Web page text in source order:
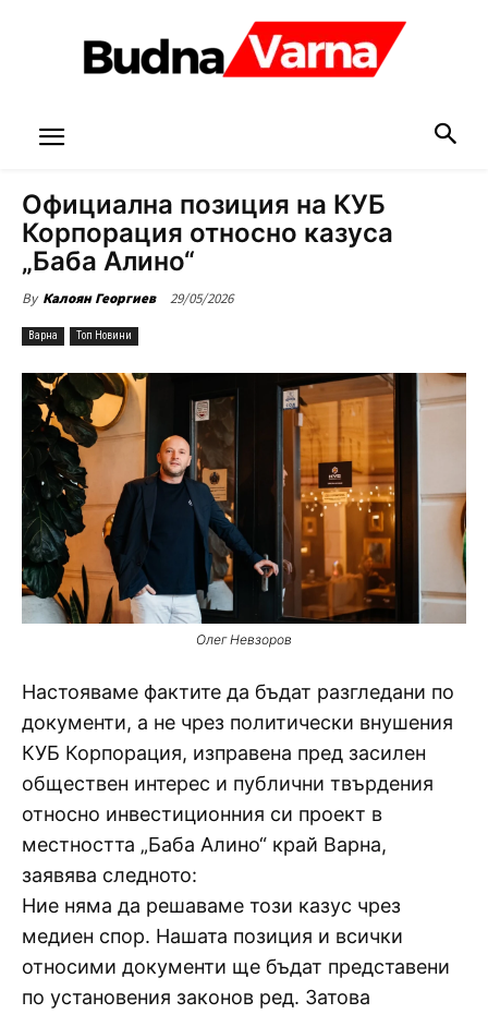
Официална позиция на КУБ
Корпорация относно казуса
„Баба Алино“
By Калоян Георгиев 29/05/2026
Варна Топ Новини
Олег Невзоров
Настояваме фактите да бъдат разгледани по
документи, а не чрез политически внушения
КУБ Корпорация, изправена пред засилен
обществен интерес и публични твърдения
относно инвестиционния си проект в
местността „Баба Алино“ край Варна,
заявява следното:
Ние няма да решаваме този казус чрез
медиен спор. Нашата позиция и всички
относими документи ще бъдат представени
по установения законов ред. Затова